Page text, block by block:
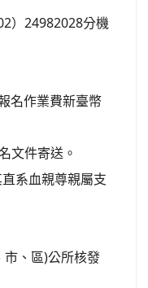
）24982028分機
名作業費新臺幣
文件寄送。
系血親尊親屬支
、區)公所核發